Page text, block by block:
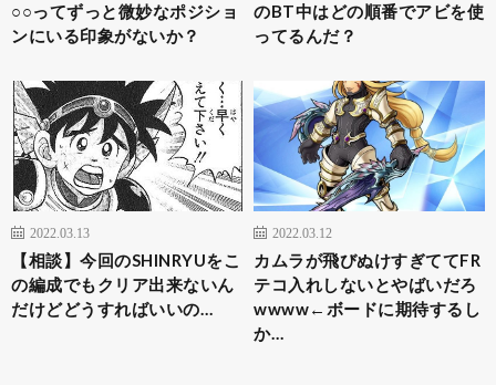
○○ってずっと微妙なポジショ
ンにいる印象がないか？
のBT中はどの順番でアビを使
ってるんだ？
2022.03.13
【相談】今回のSHINRYUをこ
の編成でもクリア出来ないん
だけどどうすればいいの…
2022.03.12
カムラが飛びぬけすぎててFR
テコ入れしないとやばいだろ
wwww←ボードに期待するし
か…